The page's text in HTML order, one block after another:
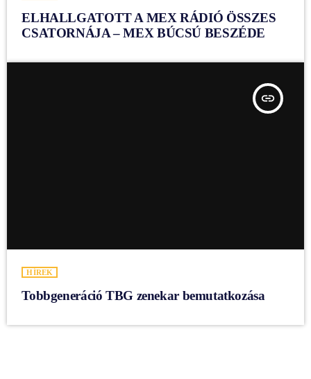
ELHALLGATOTT A MEX RÁDIÓ ÖSSZES
CSATORNÁJA – MEX BÚCSÚ BESZÉDE
insert_link
HÍREK
Tobbgeneráció TBG zenekar bemutatkozása